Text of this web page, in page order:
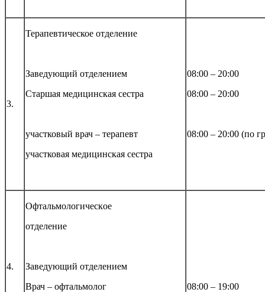
3.
Терапевтическое отделение
Заведующий отделением
Старшая медицинская сестра
участковый врач – терапевт
участковая медицинская сестра
08:00 – 20:00
08:00 – 20:00
08:00 – 20:00 (по
4.
Офтальмологическое
отделение
Заведующий отделением
Врач – офтальмолог
08:00 – 19:00